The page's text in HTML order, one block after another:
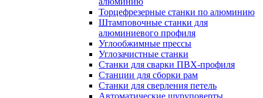
Торцефрезерные станки по алюминию
Штамповочные станки для
алюминиевого профиля
Углообжимные прессы
Углозачистные станки
Станки для сварки ПВХ-профиля
Станции для сборки рам
Станки для сверления петель
Автоматические шуруповерты